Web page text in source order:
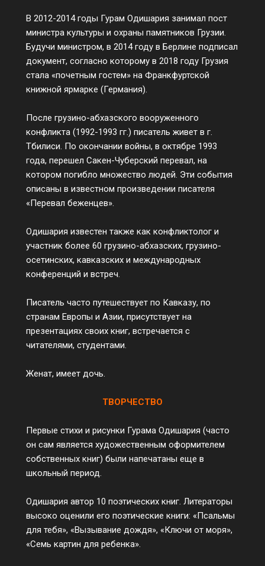
В 2012-2014 годы Гурам Одишария занимал пост
министра культуры и охраны памятников Грузии.
Будучи министром, в 2014 году в Берлине подписал
документ, согласно которому в 2018 году Грузия
стала «почетным гостем» на Франкфуртской
книжной ярмарке (Германия).
После грузино-абхазского вооруженного
конфликта (1992-1993 гг.) писатель живет в г.
Тбилиси. По окончании войны, в октябре 1993
года, перешел Сакен-Чуберский перевал, на
котором погибло множество людей. Эти события
описаны в известном произведении писателя
«Перевал беженцев».
Одишария известен также как конфликтолог и
участник более 60 грузино-абхазских, грузино-
осетинских, кавказских и международных
конференций и встреч.
Писатель часто путешествует по Кавказу, по
странам Европы и Азии, присутствует на
презентациях своих книг, встречается с
читателями, студентами.
Женат, имеет дочь.
ТВОРЧЕСТВО
Первые стихи и рисунки Гурама Одишария (часто
он сам является художественным оформителем
собственных книг) были напечатаны еще в
школьный период.
Одишария автор 10 поэтических книг. Литераторы
высоко оценили его поэтические книги: «Псальмы
для тебя», «Вызывание дождя», «Ключи от моря»,
«Семь картин для ребенка».